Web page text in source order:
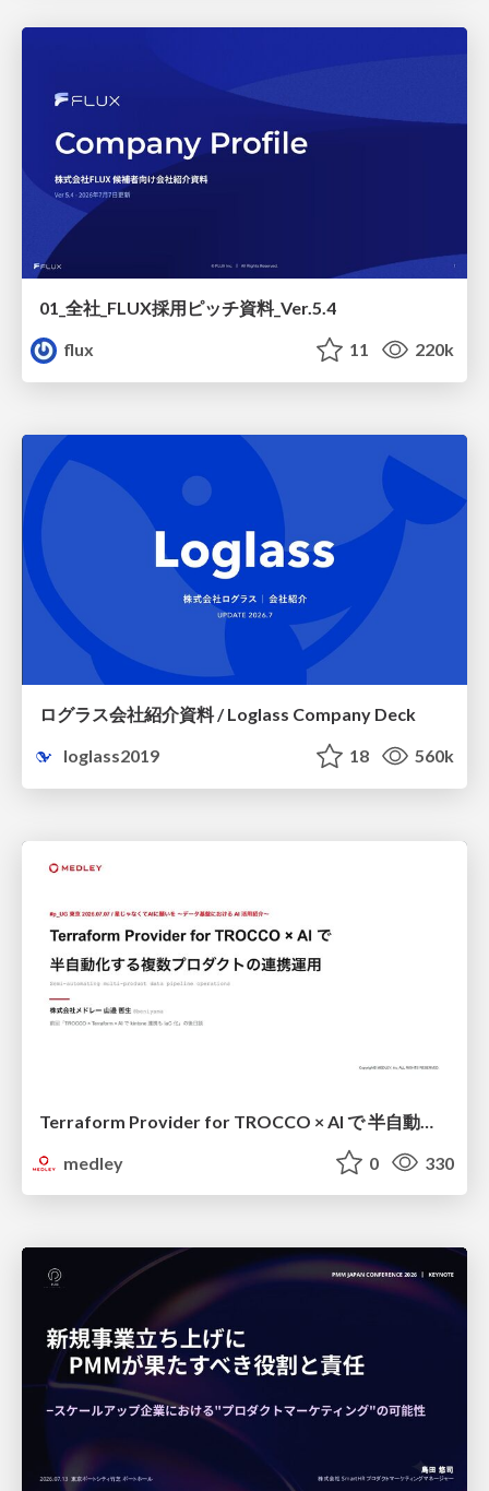
01_全社_FLUX採用ピッチ資料_Ver.5.4
flux
11 220k
ログラス会社紹介資料 / Loglass Company Deck
loglass2019
18 560k
medley
0 330